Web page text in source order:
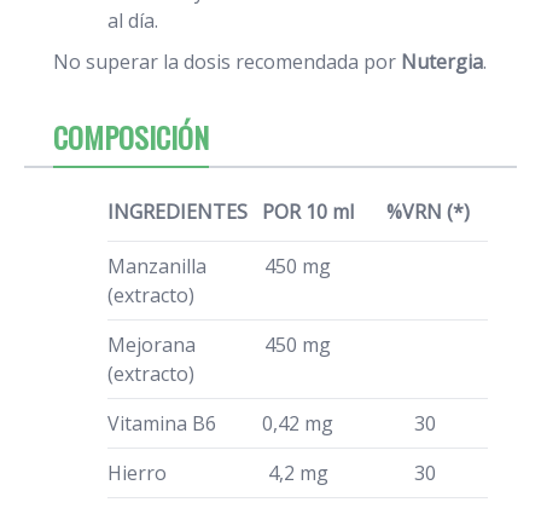
al día.
No superar la dosis recomendada por Nutergia.
COMPOSICIÓN
INGREDIENTES POR 10 ml %VRN (*)
Manzanilla
(extracto)
450 mg
Mejorana
(extracto)
450 mg
Vitamina B6 0,42 mg
30
Hierro
4,2 mg
30